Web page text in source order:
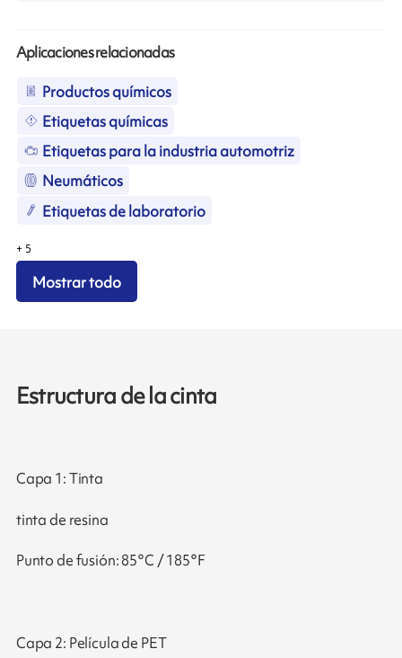
Aplicaciones relacionadas
Productos químicos
Etiquetas químicas
Etiquetas para la industria automotriz
Neumáticos
Etiquetas de laboratorio
+ 5
Mostrar todo
Estructura de la cinta
Capa 1: Tinta
tinta de resina
Punto de fusión: 85°C / 185°F
Capa 2: Película de PET